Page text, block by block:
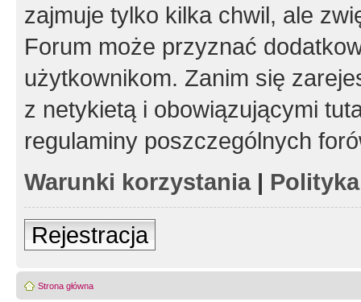
zajmuje tylko kilka chwil, ale
Forum może przyznać
użytkownikom. Zanim się
z netykietą i obowiązującymi
regulaminy poszczególnych
Warunki korzystania|
Rejestracja
Strona główna